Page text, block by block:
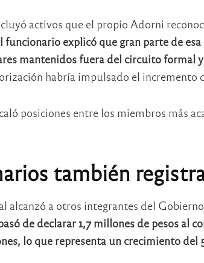
activos que el propio Adorni
funcionario explicó que gran parte de
mantenidos fuera del circuito formal
habría impulsado el incremento
posiciones entre los miembros más
también
alcanzó a otros integrantes del
de declarar 1,7 millones de pesos al
lo que representa un crecimiento del